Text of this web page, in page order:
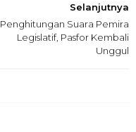
Selanjutnya
Penghitungan Suara Pemira
Legislatif, Pasfor Kembali
Unggul